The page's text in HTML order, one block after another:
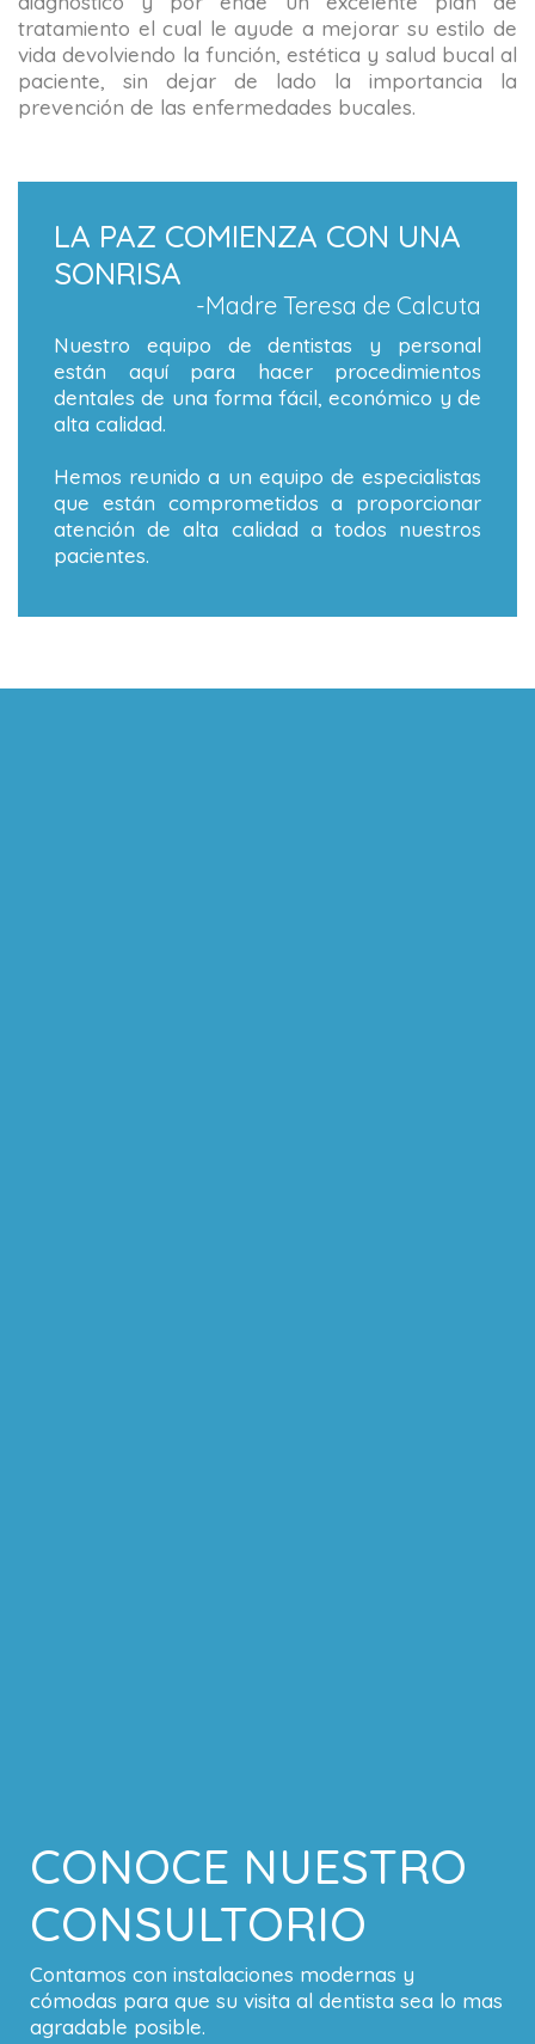
tratamiento el cual le ayude a mejorar su estilo de
vida devolviendo la función, estética y salud bucal al
paciente, sin dejar de lado la importancia la
prevención de las enfermedades bucales.
LA PAZ COMIENZA CON UNA
SONRISA
-Madre Teresa de Calcuta
Nuestro equipo de dentistas y personal
están aquí para hacer procedimientos
dentales de una forma fácil, económico y de
alta calidad.
Hemos reunido a un equipo de especialistas
que están comprometidos a proporcionar
atención de alta calidad a todos nuestros
pacientes.
CONOCE NUESTRO
CONSULTORIO
Contamos con instalaciones modernas y
cómodas para que su visita al dentista sea lo mas
agradable posible.